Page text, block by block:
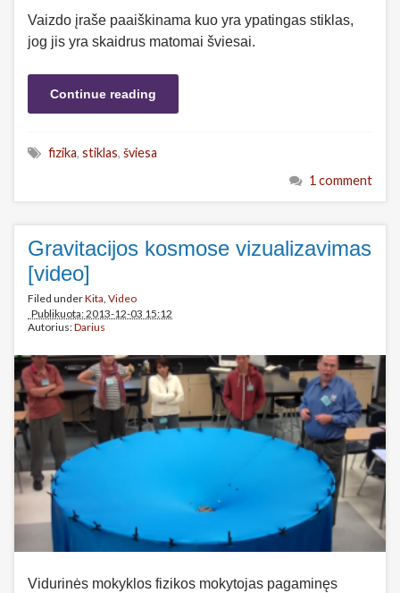
Vaizdo įraše paaiškinama kuo yra ypatingas stiklas,
jog jis yra skaidrus matomai šviesai.
Continue reading
fizika, stiklas, šviesa
1 comment
Gravitacijos kosmose vizualizavimas
[video]
Filed underKita Video
Publikuota: 2013-12-03 15:12
Autorius:Darius
Vidurinės mokyklos fizikos mokytojas pagaminęs